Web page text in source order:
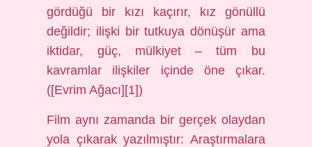
gördüğü bir kızı kaçırır, kız gönüllü
değildir; ilişki bir tutkuya dönüşür ama
iktidar, güç, mülkiyet – tüm bu
kavramlar ilişkiler içinde öne çıkar.
([Evrim Ağacı][1])
Film aynı zamanda bir gerçek olaydan
yola çıkarak yazılmıştır: Araştırmalara